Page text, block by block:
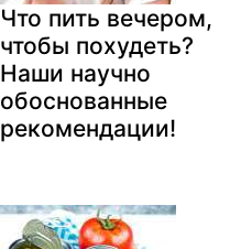
Что пить вечером,
чтобы похудеть?
Наши научно
обоснованные
рекомендации!